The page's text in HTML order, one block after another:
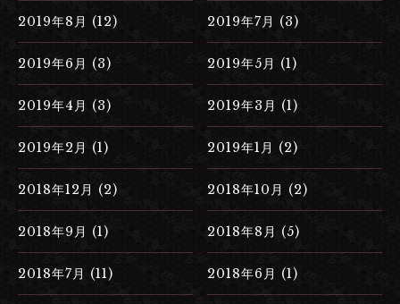
2019年8月 (12) 2019年7月 (3)
2019年6月 (3) 2019年5月 (1)
2019年4月 (3) 2019年3月 (1)
2019年2月 (1) 2019年1月 (2)
2018年12月 (2) 2018年10月 (2)
2018年9月 (1) 2018年8月 (5)
2018年7月 (11) 2018年6月 (1)